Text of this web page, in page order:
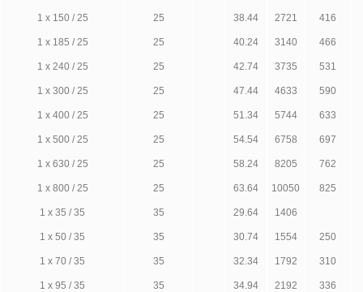
1 х 150 / 25 25 38.44 2721 416
1 х 185 / 25 25 40.24 3140 466
1 х 240 / 25 25 42.74 3735 531
1 х 300 / 25 25 47.44 4633 590
1 х 400 / 25 25 51.34 5744 633
1 х 500 / 25 25 54.54 6758 697
1 х 630 / 25 25 58.24 8205 762
1 х 800 / 25 25 63.64 10050 825
1 х 35 / 35 35 29.64 1406
1 х 50 / 35 35 30.74 1554 250
1 х 70 / 35 35 32.34 1792 310
1 х 95 / 35 35 34.94 2192 336